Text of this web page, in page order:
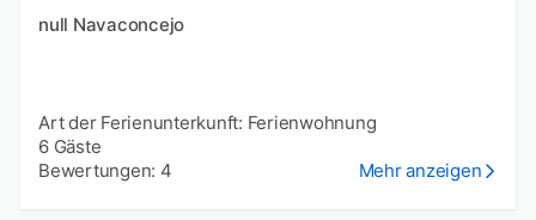
null Navaconcejo
Art der Ferienunterkunft: Ferienwohnung
6 Gäste
Bewertungen: 4
Mehr anzeigen